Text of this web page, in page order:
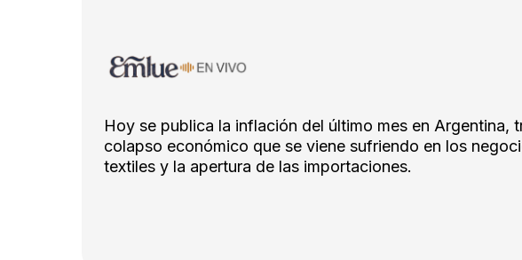
Hoy se publica la inflación del último mes en Argentina,
colapso económico que se viene sufriendo en los
textiles y la apertura de las importaciones.